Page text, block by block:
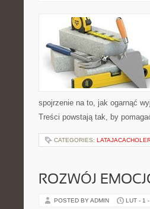
spojrzenie na to, jak ogarnąć
Treści powstają tak, by
CATEGORIES:
ROZWÓJ
POSTED BY ADMIN LUT - 1